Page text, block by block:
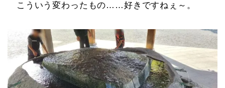
こういう変わったもの……好きですねぇ～。